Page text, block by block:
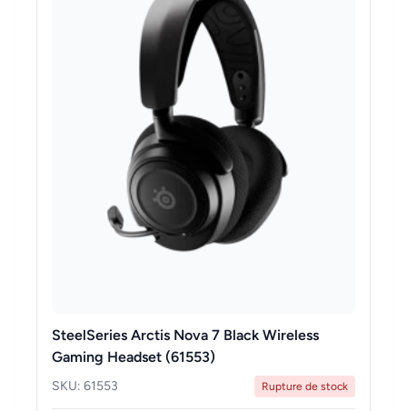
SteelSeries Arctis Nova 7 Black Wireless
Gaming Headset (61553)
SKU: 61553 Rupture de stock